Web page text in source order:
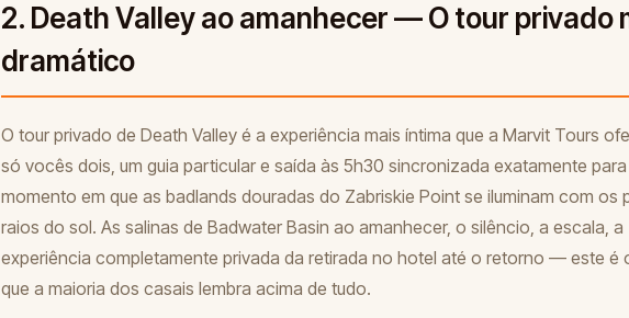
2. Death Valley ao amanhecer — O tour privado
dramático
O tour privado de Death Valley é a experiência mais íntima que a Marvit Tours
só vocês dois, um guia particular e saída às 5h30 sincronizada exatamente
momento em que as badlands douradas do Zabriskie Point se iluminam com os
raios do sol. As salinas de Badwater Basin ao amanhecer, o silêncio, a escala, a
experiência completamente privada da retirada no hotel até o retorno — este é
que a maioria dos casais lembra acima de tudo.